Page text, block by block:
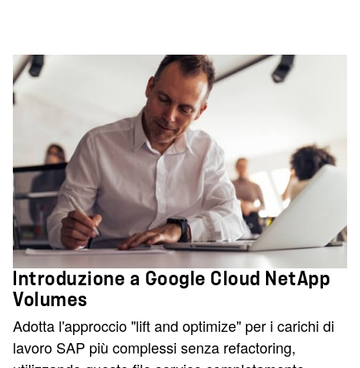
Introduzione a Google Cloud NetApp
Volumes
Adotta l'approccio "lift and optimize" per i carichi di
lavoro SAP più complessi senza refactoring,